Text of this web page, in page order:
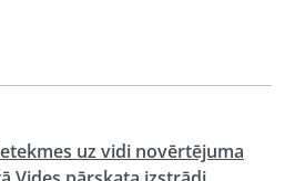
uz vidi novērtējuma